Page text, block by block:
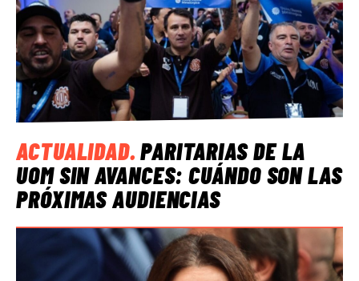
ACTUALIDAD.PARITARIAS DE LA
UOM SIN AVANCES: CUÁNDO SON LAS
PRÓXIMAS AUDIENCIAS